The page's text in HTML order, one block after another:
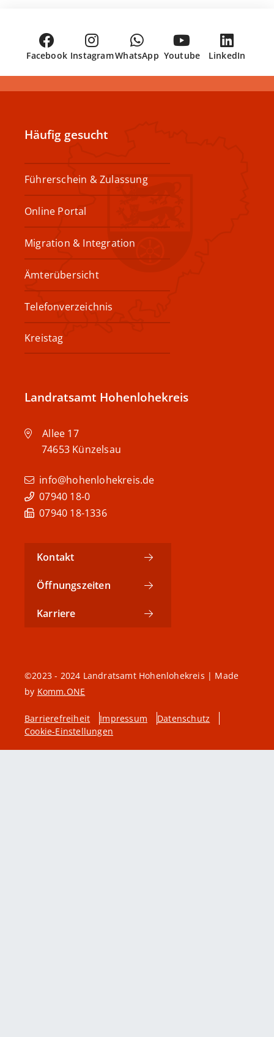
Facebook InstagramWhatsApp Youtube LinkedIn
Häufig gesucht
Führerschein & Zulassung
Online Portal
Migration & Integration
Ämterübersicht
Telefonverzeichnis
Kreistag
Landratsamt Hohenlohekreis
Allee 17
74653 Künzelsau
info@hohenlohekreis.de
07940 18-0
07940 18-1336
Kontakt
Öffnungszeiten
Karriere
©2023 - 2024 Landratsamt Hohenlohekreis | Made
by Komm.ONE
Barrierefreiheit Impressum
Datenschutz
Cookie-Einstellungen